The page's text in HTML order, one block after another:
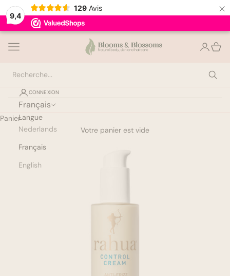
9,4
129 Avis ×
Passer au contenu
Ouvrir la navigation
Bloomsandblossoms Ouvrir
Voir
Meilleures ventes
Soin des cheveux
CONNEXION
Français
Langue
Nederlands
Français
English
Panier
Votre panier est vide